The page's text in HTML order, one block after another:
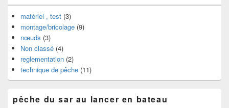
matériel , test (3)
montage/bricolage (9)
nœuds (3)
Non classé (4)
reglementation (2)
technique de pêche (11)
pêche du sar au lancer en bateau